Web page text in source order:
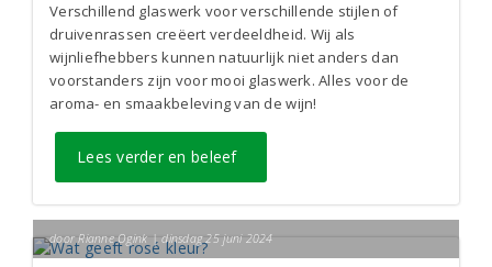
Verschillend glaswerk voor verschillende stijlen of
druivenrassen creëert verdeeldheid. Wij als
wijnliefhebbers kunnen natuurlijk niet anders dan
voorstanders zijn voor mooi glaswerk. Alles voor de
aroma- en smaakbeleving van de wijn!
Lees verder en beleef
door Rianne Ogink | dinsdag 25 juni 2024